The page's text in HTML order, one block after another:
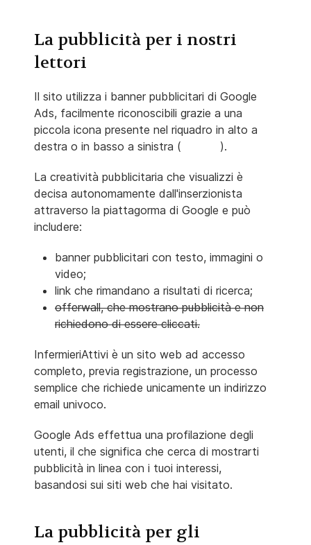
La pubblicità per i nostri
lettori
Il sito utilizza i banner pubblicitari di Google
Ads, facilmente riconoscibili grazie a una
piccola icona presente nel riquadro in alto a
destra o in basso a sinistra (
).
La creatività pubblicitaria che visualizzi è
decisa autonomamente dall'inserzionista
attraverso la piattagorma di Google e può
includere:
banner pubblicitari con testo, immagini o
video;
link che rimandano a risultati di ricerca;
offerwall, che mostrano pubblicità e non
richiedono di essere cliccati.
InfermieriAttivi è un sito web ad accesso
completo, previa registrazione, un processo
semplice che richiede unicamente un indirizzo
email univoco.
Google Ads effettua una profilazione degli
utenti, il che significa che cerca di mostrarti
pubblicità in linea con i tuoi interessi,
basandosi sui siti web che hai visitato.
La pubblicità per gli